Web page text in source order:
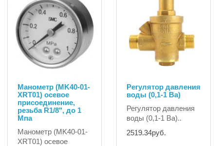
Манометр (MK40-01-
XRT01) осевое
присоединение,
резьба R1/8", до 1
Мпа
Манометр (MK40-01-
XRT01) осевое
Регулятор давления
воды (0,1-1 Ba)
Регулятор давления
воды (0,1-1 Ba)..
2519.34руб.